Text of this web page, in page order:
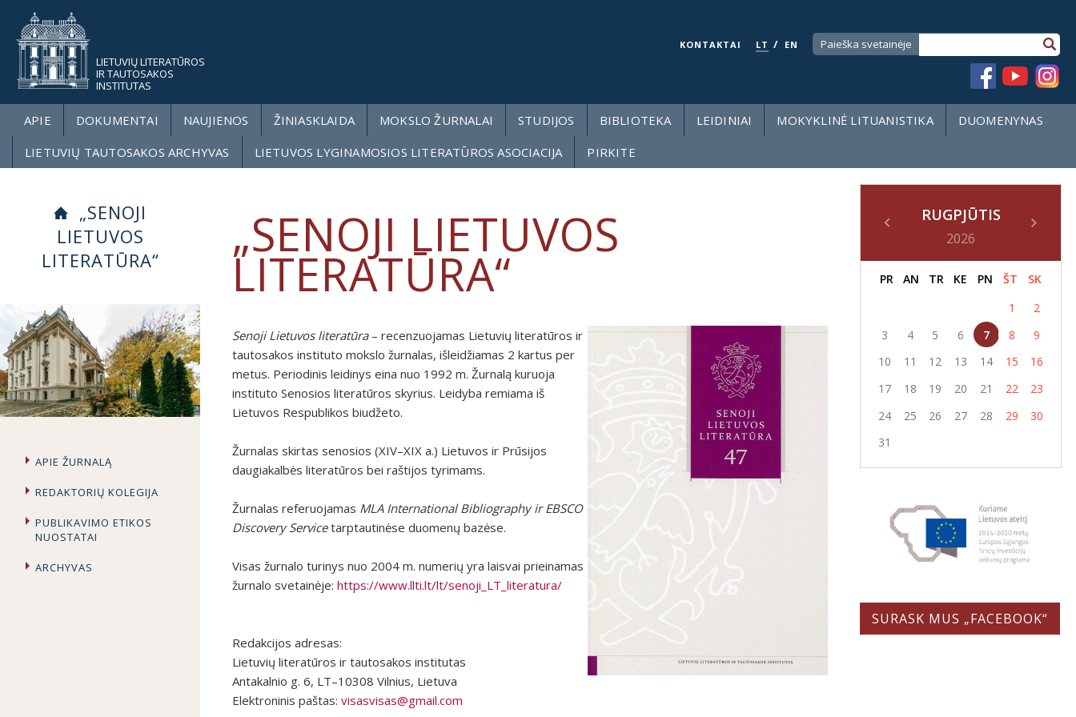
LIETUVIŲ LITERATŪROS
IR TAUTOSAKOS
INSTITUTAS
KONTAKTAI LT / EN Paieška svetainėje
APIE DOKUMENTAI NAUJIENOS ŽINIASKLAIDA MOKSLO ŽURNALAI STUDIJOS BIBLIOTEKA LEIDINIAI MOKYKLINĖ LITUANISTIKA
DUOMENYNAS
LIETUVIŲ TAUTOSAKOS ARCHYVAS
LIETUVOS LYGINAMOSIOS LITERATŪROS ASOCIACIJA PIRKITE
„SENOJI
LIETUVOS
LITERATŪRA“
APIE ŽURNALĄ
REDAKTORIŲ KOLEGIJA
PUBLIKAVIMO ETIKOS
NUOSTATAI
ARCHYVAS
„SENOJI LIETUVOS
LITERATŪRA“
Senoji Lietuvos literatūra– recenzuojamas Lietuvių literatūros ir
tautosakos instituto mokslo žurnalas, išleidžiamas 2 kartus per
metus. Periodinis leidinys eina nuo 1992 m. Žurnalą kuruoja
instituto Senosios literatūros skyrius. Leidyba remiama iš
Lietuvos Respublikos biudžeto.
Žurnalas skirtas senosios (XIV–XIX a.) Lietuvos ir Prūsijos
daugiakalbės literatūros bei raštijos tyrimams.
Žurnalas referuojamas MLA International Bibliography ir EBSCO
Discovery Servicetarptautinėse duomenų bazėse.
Visas žurnalo turinys nuo 2004 m. numerių yra laisvai prieinamas
žurnalo svetainėje: https://www.llti.lt/lt/senoji_LT_literatura/
Redakcijos adresas:
Lietuvių literatūros ir tautosakos institutas
Antakalnio g. 6, LT–10308 Vilnius, Lietuva
Elektroninis paštas: visasvisas@gmail.com
RUGPJŪTIS
2026
PR AN TR KE PN ŠT
SK
1
2
3
4 5 6 7 8
9
10
11 12 13 14 15
16
17
18 19 20 21 22
23
24
25 26 27 28 29
30
31
SURASK MUS „FACEBOOK“